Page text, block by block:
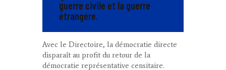
guerre civile et la guerre
étrangère.
Avec le Directoire, la démocratie directe
disparaît au profit du retour de la
démocratie représentative censitaire.